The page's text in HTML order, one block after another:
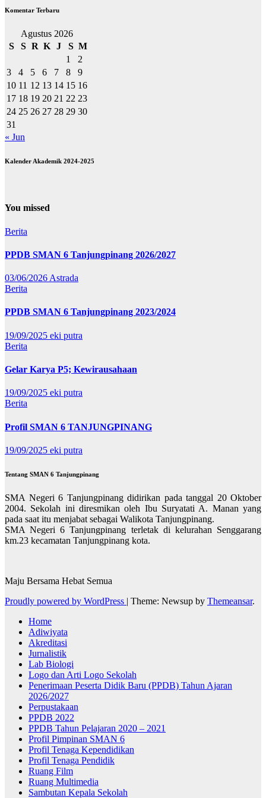
Komentar Terbaru
Agustus 2026
S
S R K J S M
1
2
3
4 5 6 7 8
9
10 11 12 13 14 15 16
17 18 19 20 21 22 23
24 25 26 27 28 29 30
31
« Jun
Kalender Akademik 2024-2025
You missed
Berita
PPDB SMAN 6 Tanjungpinang 2026/2027
03/06/2026 Astrada
Berita
PPDB SMAN 6 Tanjungpinang 2023/2024
19/09/2025 eki putra
Berita
Gelar Karya P5; Kewirausahaan
19/09/2025 eki putra
Berita
Profil SMAN 6 TANJUNGPINANG
19/09/2025 eki putra
Tentang SMAN 6 Tanjungpinang
SMA Negeri 6 Tanjungpinang didirikan pada tanggal 20 Oktober
2004. Sekolah ini diresmikan oleh Ibu Suryatati A. Manan yang
pada saat itu menjabat sebagai Walikota Tanjungpinang.
SMA Negeri 6 Tanjungpinang terletak di kelurahan Senggarang
km.23 kecamatan Tanjungpinang kota.
Maju Bersama Hebat Semua
Proudly powered by WordPress | Theme: Newsup by Themeansar.
Home
Adiwiyata
Akreditasi
Jurnalistik
Lab Biologi
Logo dan Arti Logo Sekolah
Penerimaan Peserta Didik Baru (PPDB) Tahun Ajaran
2026/2027
Perpustakaan
PPDB 2022
PPDB Tahun Pelajaran 2020 – 2021
Profil Pimpinan SMAN 6
Profil Tenaga Kependidikan
Profil Tenaga Pendidik
Ruang Film
Ruang Multimedia
Sambutan Kepala Sekolah